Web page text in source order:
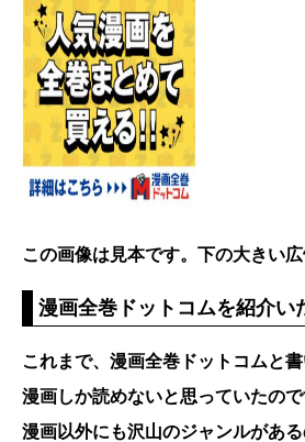
この画像は見本です。下の大きい
漫画全巻ドットコムを紹介い
これまで、漫画全巻ドットコムと
漫画しか読めないと思っていたの
漫画以外にも沢山のジャンルがある